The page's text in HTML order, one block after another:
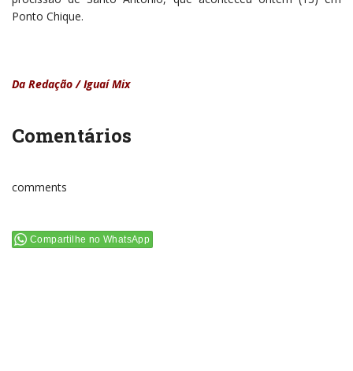
Ponto Chique.
Da Redação / Iguaí Mix
Comentários
comments
Compartilhe no WhatsApp